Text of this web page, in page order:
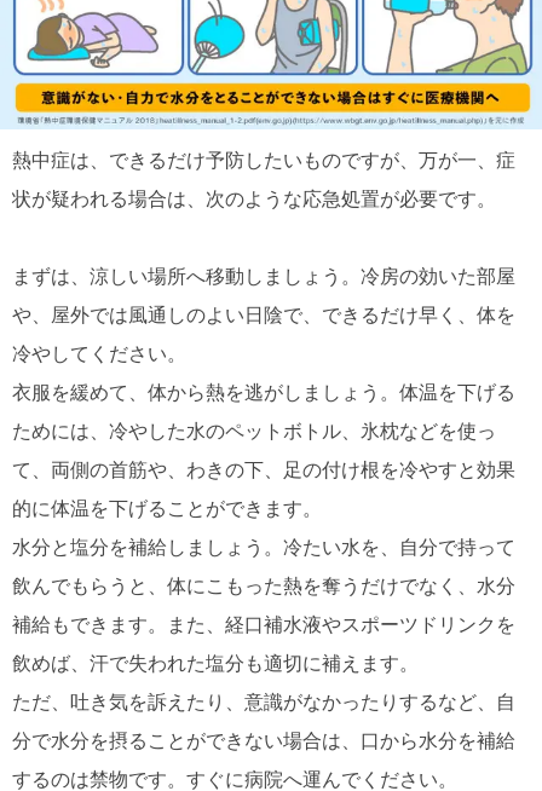
熱中症は、できるだけ予防したいものですが、万が一、症
状が疑われる場合は、次のような応急処置が必要です。
まずは、涼しい場所へ移動しましょう。冷房の効いた部屋
や、屋外では風通しのよい日陰で、できるだけ早く、体を
冷やしてください。
衣服を緩めて、体から熱を逃がしましょう。体温を下げる
ためには、冷やした水のペットボトル、氷枕などを使っ
て、両側の首筋や、わきの下、足の付け根を冷やすと効果
的に体温を下げることができます。
水分と塩分を補給しましょう。冷たい水を、自分で持って
飲んでもらうと、体にこもった熱を奪うだけでなく、水分
補給もできます。また、経口補水液やスポーツドリンクを
飲めば、汗で失われた塩分も適切に補えます。
ただ、吐き気を訴えたり、意識がなかったりするなど、自
分で水分を摂ることができない場合は、口から水分を補給
するのは禁物です。すぐに病院へ運んでください。